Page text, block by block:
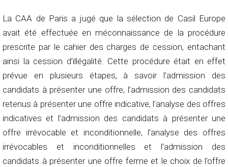
La CAA de Paris a jugé que la sélection de Casil Europe
avait été effectuée en méconnaissance de la procédure
prescrite par le cahier des charges de cession, entachant
ainsi la cession d’illégalité. Cette procédure était en effet
prévue en plusieurs étapes, à savoir l’admission des
candidats à présenter une offre, l’admission des candidats
retenus à présenter une offre indicative, l’analyse des offres
indicatives et l’admission des candidats à présenter une
offre irrévocable et inconditionnelle, l’analyse des offres
irrévocables et inconditionnelles et l’admission des
candidats à présenter une offre ferme et le choix de l’offre